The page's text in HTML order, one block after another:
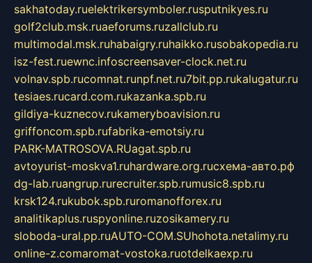
sakhatoday.ruelektrikersymboler.rusputnikyes.ru
golf2club.msk.ruaeforums.ruzallclub.ru
multimodal.msk.ruhabaigry.ruhaikko.rusobakopedia.ru
isz-fest.ruewnc.infoscreensaver-clock.net.ru
volnav.spb.rucomnat.runpf.net.ru7bit.pp.rukalugatur.ru
tesiaes.rucard.com.rukazanka.spb.ru
gildiya-kuznecov.rukameryboavision.ru
griffoncom.spb.rufabrika-emotsiy.ru
PARK-MATROSOVA.RUagat.spb.ru
avtoyurist-moskva1.ruhardware.org.ruсхема-авто.рф
dg-lab.ruangrup.rurecruiter.spb.rumusic8.spb.ru
krsk124.rukubok.spb.ruromanofforex.ru
analitikaplus.ruspyonline.ruzosikamery.ru
sloboda-ural.pp.ruAUTO-COM.SUhohota.netalimy.ru
online-z.comaromat-vostoka.ruotdelkaexp.ru